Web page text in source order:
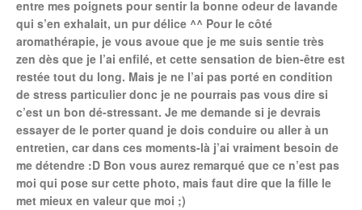
entre mes poignets pour sentir la bonne odeur de lavande
qui s’en exhalait, un pur délice ^^ Pour le côté
aromathérapie, je vous avoue que je me suis sentie très
zen dès que je l’ai enfilé, et cette sensation de bien-être est
restée tout du long. Mais je ne l’ai pas porté en condition
de stress particulier donc je ne pourrais pas vous dire si
c’est un bon dé-stressant. Je me demande si je devrais
essayer de le porter quand je dois conduire ou aller à un
entretien, car dans ces moments-là j’ai vraiment besoin de
me détendre :D Bon vous aurez remarqué que ce n’est pas
moi qui pose sur cette photo, mais faut dire que la fille le
met mieux en valeur que moi ;)